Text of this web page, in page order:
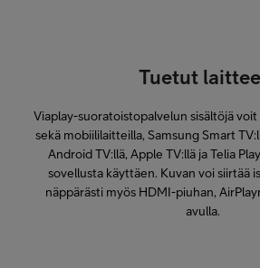
Tuetut
Viaplay-suoratoistopalvelun sisältöjä
sekä mobiililaitteilla, Samsung Smart
Android TV:llä, Apple TV:llä ja Telia
sovellusta käyttäen. Kuvan voi siirtää
näppärästi myös HDMI-piuhan,
avulla.